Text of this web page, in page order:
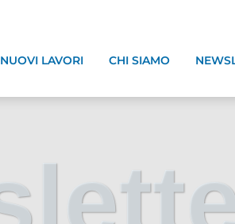
NUOVI LAVORI CHI SIAMO